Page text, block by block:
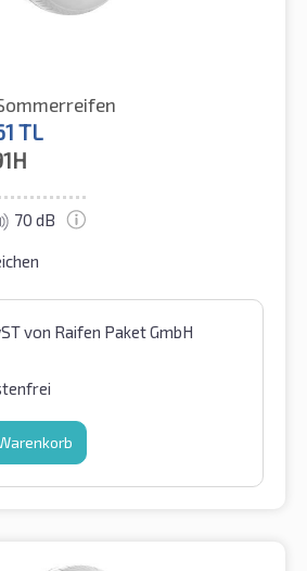
TL
70 dB
von Raifen Paket GmbH